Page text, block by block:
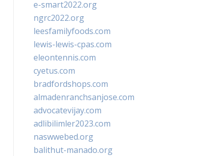
e-smart2022.org
ngrc2022.org
leesfamilyfoods.com
lewis-lewis-cpas.com
eleontennis.com
cyetus.com
bradfordshops.com
almadenranchsanjose.com
advocatevijay.com
adlibilimler2023.com
naswwebed.org
balithut-manado.org